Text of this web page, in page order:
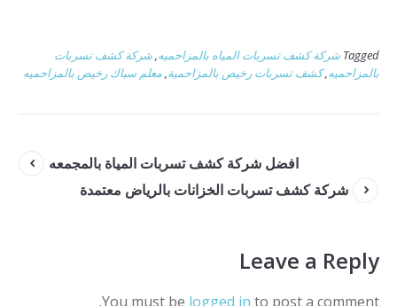
Tagged شركة كشف تسربات المياه بالمزاحميه,شركة كشف تسربات
بالمزاحميه,كشف تسربات رخيص بالمزاحمية,معلم سباك رخيص بالمزاحميه
افضل شركة كشف تسربات المياة بالمجمعه
شركة كشف تسربات الخزانات بالرياض معتمدة
Leave a Reply
You must be logged in to post a comment.